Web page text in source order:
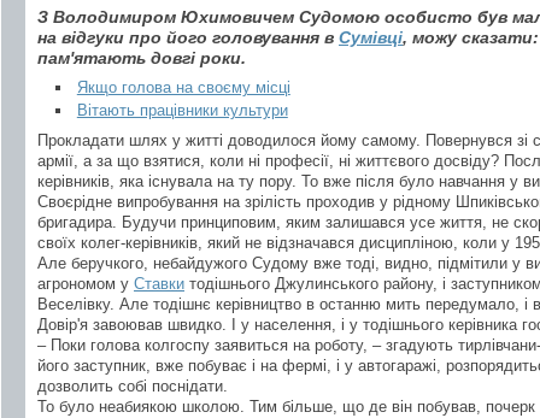
З Володимиром Юхимовичем Судомою особисто був
на відгуки про його головування в Сумівці, можу
пам'ятають довгі роки.
Якщо голова на своєму місці
Вітають працівники культури
Прокладати шлях у житті доводилося йому самому. Повернувся зі
армії, а за що взятися, коли ні професії, ні життєвого досвіду?
керівників, яка існувала на ту пору. То вже після було навчання у
Своєрідне випробування на зрілість проходив у рідному
бригадира. Будучи принциповим, яким залишався усе життя, не
своїх колег-керівників, який не відзначався дисципліною, коли у
Але беручкого, небайдужого Судому вже тоді, видно, підмітили у
агрономом у Ставки тодішнього Джулинського району, і
Веселівку. Але тодішнє керівництво в останню мить передумало, і
Довір'я завоював швидко. І у населення, і у тодішнього керівника
– Поки голова колгоспу заявиться на роботу, – згадують
його заступник, вже побуває і на фермі, і у автогаражі,
дозволить собі поснідати.
То було неабиякою школою. Тим більше, що де він побував, почерк